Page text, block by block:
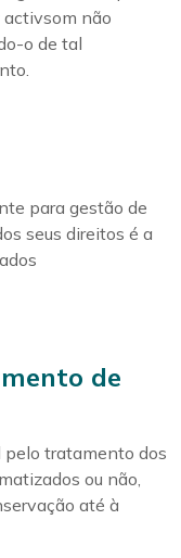
activsom não
o de tal
para gestão de
seus direitos é a
de
tratamento dos
ou não,
até à